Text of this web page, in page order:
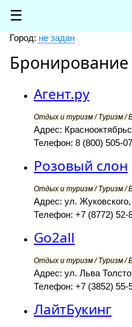
☰
Город: не задан
Бронирование
Агент.ру
Отдых и туризм / Туризм /
Адрес:
Телефон: 8 (800) 505-
Розовый слон
Отдых и туризм / Туризм /
Адрес: ул.
Телефон: +7 (8772) 52-
Go2all
Отдых и туризм / Туризм /
Адрес: ул. Льва
Телефон: +7 (3852) 55-
ЛайтБукинг